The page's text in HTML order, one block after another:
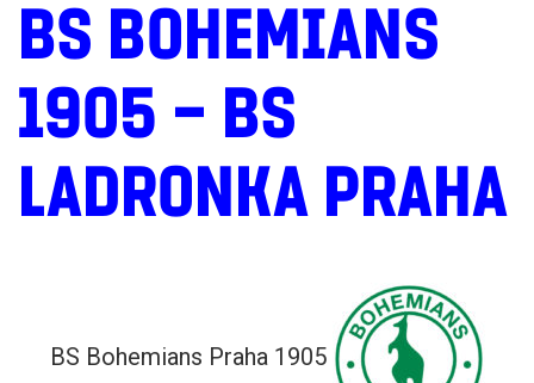
BS BOHEMIANS
1905 – BS
LADRONKA PRAHA
BS Bohemians Praha 1905